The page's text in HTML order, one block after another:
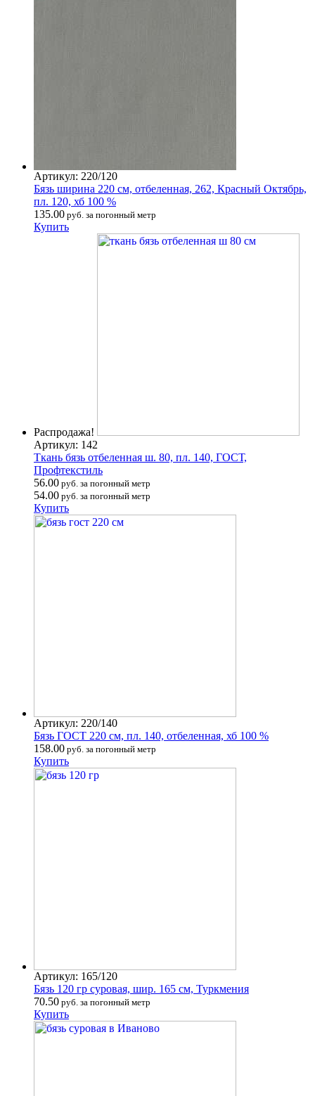
Артикул: 220/120
Бязь ширина 220 см, отбеленная, 262, Красный Октябрь,
пл. 120, хб 100 %
135.00 руб. за погонный метр
Купить
Распродажа!
Артикул: 142
Ткань бязь отбеленная ш. 80, пл. 140, ГОСТ,
Профтекстиль
56.00 руб. за погонный метр
54.00 руб. за погонный метр
Купить
Артикул: 220/140
Бязь ГОСТ 220 см, пл. 140, отбеленная, хб 100 %
158.00 руб. за погонный метр
Купить
Артикул: 165/120
Бязь 120 гр суровая, шир. 165 см, Туркмения
70.50 руб. за погонный метр
Купить